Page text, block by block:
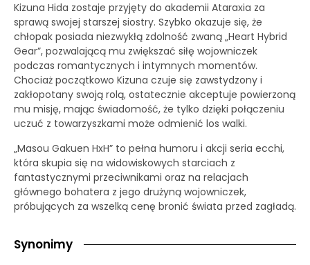
Kizuna Hida zostaje przyjęty do akademii Ataraxia za
sprawą swojej starszej siostry. Szybko okazuje się, że
chłopak posiada niezwykłą zdolność zwaną „Heart Hybrid
Gear”, pozwalającą mu zwiększać siłę wojowniczek
podczas romantycznych i intymnych momentów.
Chociaż początkowo Kizuna czuje się zawstydzony i
zakłopotany swoją rolą, ostatecznie akceptuje powierzoną
mu misję, mając świadomość, że tylko dzięki połączeniu
uczuć z towarzyszkami może odmienić los walki.
„Masou Gakuen HxH” to pełna humoru i akcji seria ecchi,
która skupia się na widowiskowych starciach z
fantastycznymi przeciwnikami oraz na relacjach
głównego bohatera z jego drużyną wojowniczek,
próbujących za wszelką cenę bronić świata przed zagładą.
Synonimy